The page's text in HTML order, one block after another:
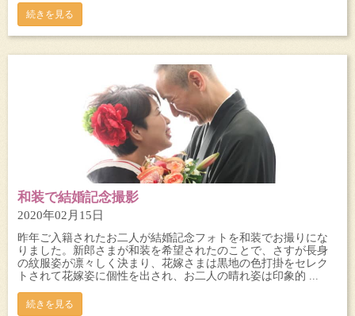
続きを見る
和装で結婚記念撮影
2020年02月15日
昨年ご入籍されたお二人が結婚記念フォトを和装でお撮りにな
りました。新郎さまが和装を希望されたのことで、さすが長身
の紋服姿が凛々しく決まり、花嫁さまは黒地の色打掛をセレク
トされて花嫁姿に個性を出され、お二人の晴れ姿は印象的 ...
続きを見る